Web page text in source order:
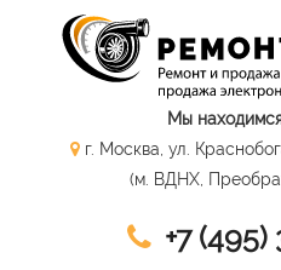
Мы
г. Москва, ул.
(м. ВДНХ,
+7